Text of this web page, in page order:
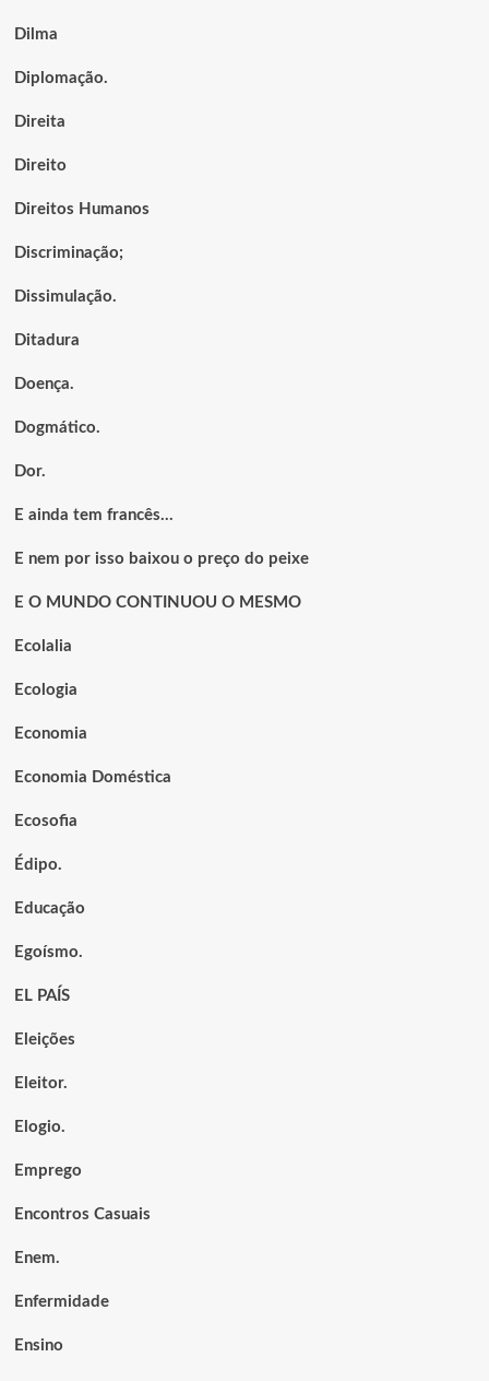
Dilma
Diplomação.
Direita
Direito
Direitos Humanos
Discriminação;
Dissimulação.
Ditadura
Doença.
Dogmático.
Dor.
E ainda tem francês…
E nem por isso baixou o preço do peixe
E O MUNDO CONTINUOU O MESMO
Ecolalia
Ecologia
Economia
Economia Doméstica
Ecosofia
Édipo.
Educação
Egoísmo.
EL PAÍS
Eleições
Eleitor.
Elogio.
Emprego
Encontros Casuais
Enem.
Enfermidade
Ensino